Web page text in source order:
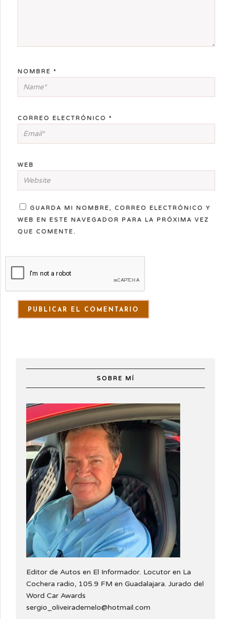
NOMBRE *
CORREO ELECTRÓNICO *
WEB
GUARDA MI NOMBRE, CORREO ELECTRÓNICO Y
WEB EN ESTE NAVEGADOR PARA LA PRÓXIMA VEZ
QUE COMENTE.
SOBRE MÍ
Editor de Autos en El Informador. Locutor en La
Cochera radio, 105.9 FM en Guadalajara. Jurado del
Word Car Awards
sergio_oliveirademelo@hotmail.com